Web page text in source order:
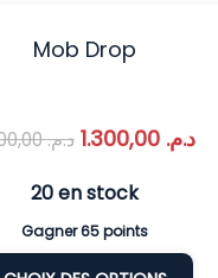
Mob Drop
د.م.1.500,00 د.م. 1.300,00
20 en stock
Gagner 65 points